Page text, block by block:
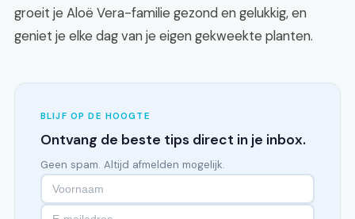
groeit je Aloë Vera-familie gezond en gelukkig, en
geniet je elke dag van je eigen gekweekte planten.
BLIJF OP DE HOOGTE
Ontvang de beste tips direct in je inbox.
Geen spam. Altijd afmelden mogelijk.